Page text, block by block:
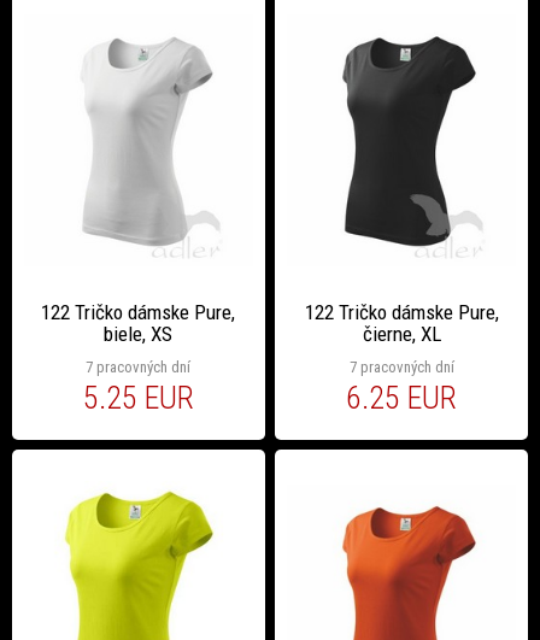
122 Tričko dámske Pure,
biele, XS
7 pracovných dní
5.25 EUR
122 Tričko dámske Pure,
čierne, XL
7 pracovných dní
6.25 EUR